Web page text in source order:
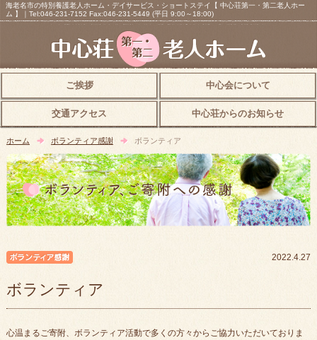
海老名市の特別養護老人ホーム・デイサービス・ショートステイ【 中心荘第一・第二老人ホー
ム 】｜Tel:046-231-7152 Fax:046-231-5449 (平日 9:00～18:00)
ご挨拶 中心会について
交通アクセス 中心荘からのお知らせ
ホーム ボランティア感謝 ボランティア
2022.4.27
ボランティア
心温まるご寄附、ボランティア活動で多くの方々からご協力いただいておりま